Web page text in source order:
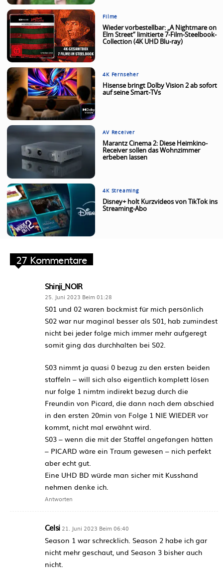
Filme
Wieder vorbestellbar: „A Nightmare on
Elm Street“ limitierte 7-Film-Steelbook-
Collection (4K UHD Blu-ray)
4K Fernseher
Hisense bringt Dolby Vision 2 ab sofort
auf seine Smart-TVs
AV Receiver
Marantz Cinema 2: Diese Heimkino-
Receiver sollen das Wohnzimmer
erbeben lassen
4K Streaming
Disney+ holt Kurzvideos von TikTok ins
Streaming-Abo
27 Kommentare
Shinji_NOIR
25. Juni 2023 Beim 01:28
S01 und 02 waren bockmist für mich persönlich
S02 war nur maginal besser als S01, hab zumindest
nicht bei jeder folge mich immer mehr aufgeregt
somit ging das durchhalten bei S02.
S03 nimmt ja quasi 0 bezug zu den ersten beiden
staffeln – will sich also eigentlich komplett lösen
nur folge 1 nimtm indirekt bezug durch die
Freundin von Picard, die dann nach dem abschied
in den ersten 20min von Folge 1 NIE WIEDER vor
kommt, nicht mal erwähnt wird.
S03 – wenn die mit der Staffel angefangen hätten
– PICARD wäre ein Traum gewesen – nich perfekt
aber echt gut.
Eine UHD BD würde man sicher mit Kusshand
nehmen denke ich.
Antworten
Celsi 21. Juni 2023 Beim 06:40
Season 1 war schrecklich. Season 2 habe ich gar
nicht mehr geschaut, und Season 3 bisher auch
nicht.